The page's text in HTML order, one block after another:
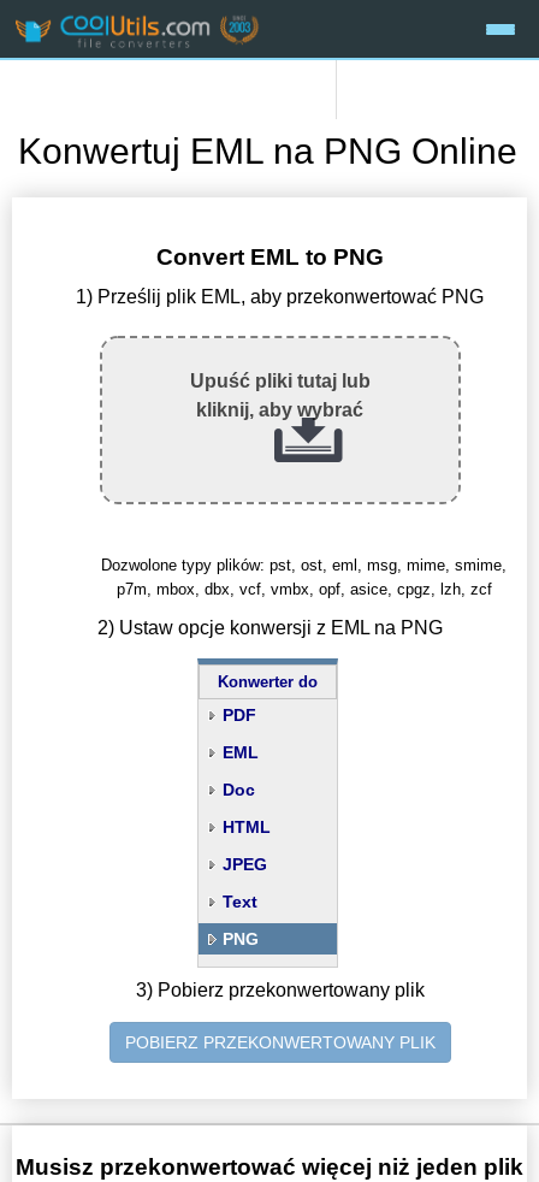
Konwertuj EML na PNG Online
Convert EML to PNG
1) Prześlij plik EML, aby przekonwertować PNG
Upuść pliki tutaj lub
kliknij, aby wybrać
Dozwolone typy plików: pst, ost, eml, msg, mime, smime,
p7m, mbox, dbx, vcf, vmbx, opf, asice, cpgz, lzh, zcf
2) Ustaw opcje konwersji z EML na PNG
Konwerter do
PDF
EML
Doc
HTML
JPEG
Text
PNG
3) Pobierz przekonwertowany plik
POBIERZ PRZEKONWERTOWANY PLIK
Musisz przekonwertować więcej niż jeden plik